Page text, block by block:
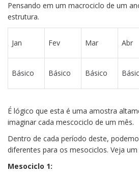
Pensando em um macrociclo de um
estrutura.
Jan Fev Mar Abr
Básico Básico Básico
É lógico que esta é uma amostra
imaginar cada mescociclo de um mês.
Dentro de cada período deste,
diferentes para os mesociclos. Veja
Mesociclo 1: